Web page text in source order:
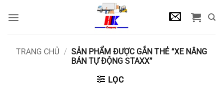
qua
TRANG CHỦ / SẢN PHẨM ĐƯỢC GẮN THẺ “XE NÂNG
BÁN TỰ ĐỘNG STAXX”
LỌC